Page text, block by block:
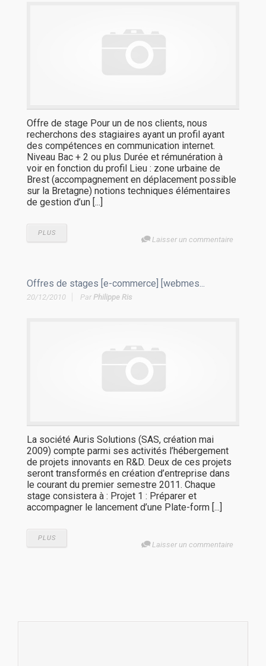
Offre de stage Pour un de nos clients, nous
recherchons des stagiaires ayant un profil ayant
des compétences en communication internet.
Niveau Bac + 2 ou plus Durée et rémunération à
voir en fonction du profil Lieu : zone urbaine de
Brest (accompagnement en déplacement possible
sur la Bretagne) notions techniques élémentaires
de gestion d’un [...]
PLUS
Laisser un commentaire
Offres de stages [e-commerce] [webmes...
20/12/2010 Par Philippe Ris
La société Auris Solutions (SAS, création mai
2009) compte parmi ses activités l’hébergement
de projets innovants en R&D. Deux de ces projets
seront transformés en création d’entreprise dans
le courant du premier semestre 2011. Chaque
stage consistera à : Projet 1 : Préparer et
accompagner le lancement d’une Plate-form [...]
PLUS
Laisser un commentaire